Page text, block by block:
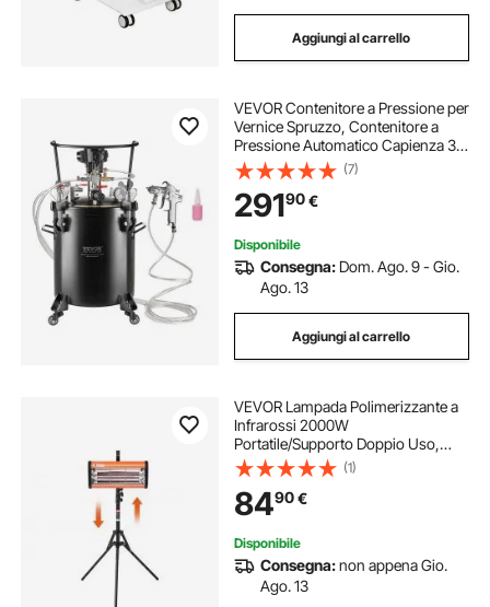
Aggiungi al carrello
VEVOR Contenitore a Pressione per
Vernice Spruzzo, Contenitore a
Pressione Automatico Capienza 30
Litri Funzione di Agitazione,
Pressione Regolabile 70PSI,
Contenitore a Pressione per
Vernice
(7)
29190€
Disponibile
Consegna: Dom. Ago. 9 - Gio.
Ago. 13
Aggiungi al carrello
VEVOR Lampada Polimerizzante a
Infrarossi 2000W
Portatile/Supporto Doppio Uso,
Temporizzazione 0-90 Minuti,
Lampada Polimerizzante per Auto,
Riscaldamento Automatico con
Staffa, a Spruzzo da 0,33 ㎡
(1)
8490€
Disponibile
Consegna:non appena Gio.
Ago. 13